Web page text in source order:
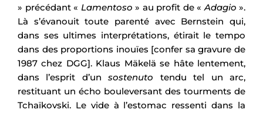
» précédant « Lamentoso » au profit de «Adagio ».
Là s’évanouit toute parenté avec Bernstein qui,
dans ses ultimes interprétations, étirait le tempo
dans des proportions inouïes [confer sa gravure de
1987 chez DGG]. Klaus Mäkelä se hâte lentement,
dans l’esprit d’unsostenuto tendu tel un arc,
restituant un écho bouleversant des tourments de
Tchaïkovski. Le vide à l’estomac ressenti dans la